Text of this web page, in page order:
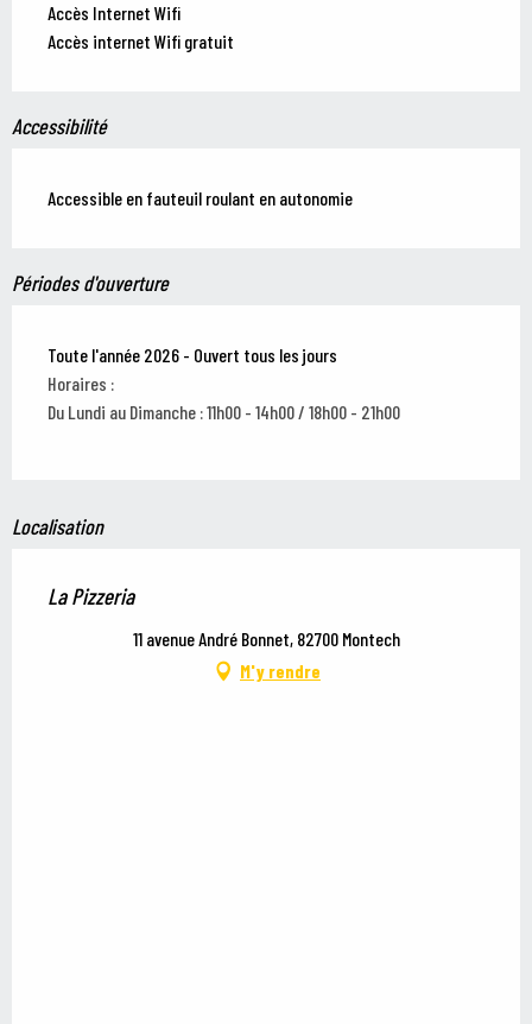
Accès Internet Wifi
Accès internet Wifi gratuit
Accessibilité
Accessible en fauteuil roulant en autonomie
Périodes d'ouverture
Toute l'année 2026 - Ouvert tous les jours
Horaires :
Du Lundi au Dimanche : 11h00 - 14h00 / 18h00 - 21h00
Localisation
La Pizzeria
11 avenue André Bonnet, 82700 Montech
M'y rendre